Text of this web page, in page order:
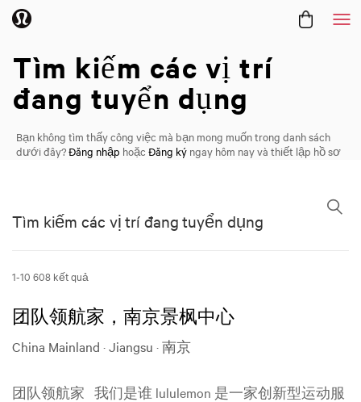
Nghề nghiệp /
Tìm kiếm các vị trí
đang tuyển dụng
Bạn không tìm thấy công việc mà bạn mong muốn trong danh sách
dưới đây?Đăng nhập hoặc Đăng ký ngay hôm nay và thiết lập hồ sơ
Tìm kiếm các vị trí đang tuyển dụng
1-10 608 kết quả
团队领航家，南京景枫中心
China Mainland · Jiangsu · 南京
团队领航家 我们是谁 lululemon 是一家创新型运动服